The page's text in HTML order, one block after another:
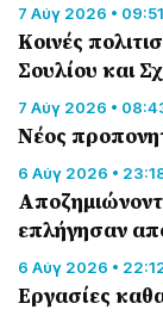
7 Αύγ 2026 • 09:51
Κοινές
Σουλίου και
7 Αύγ 2026 •
Νέος
6 Αύγ 2026 •
επλήγησαν
6 Αύγ 2026 •
Εργασίες